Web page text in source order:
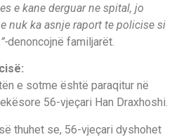
e kane derguar ne spital, jo
nuk ka asnje raport te policise si
denoncojnë familjarët.
e sotme është paraqitur në
56-vjeçari Han Draxhoshi.
thuhet se, 56-vjeçari dyshohet